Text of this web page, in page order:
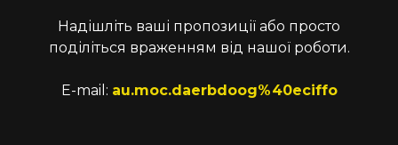
Надішліть ваші пропозиції або просто
поділіться враженням від нашої роботи.
E-mail: au.moc.daerbdoog%40eciffo